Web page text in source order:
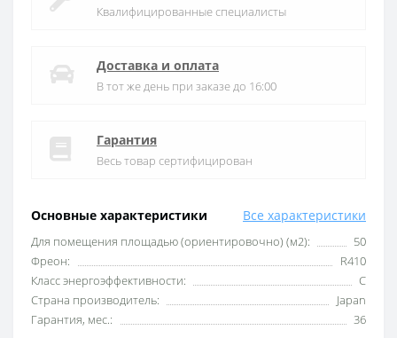
Основные характеристики Все характеристики
Для помещения площадью (ориентировочно) (м2):
50
Фреон:
R410
Класс энергоэффективности:
C
Страна производитель:
Japan
Гарантия, мес.:
36
Квалифицированные специалисты
Доставка и оплата
В тот же день при заказе до 16:00
Гарантия
Весь товар сертифицирован